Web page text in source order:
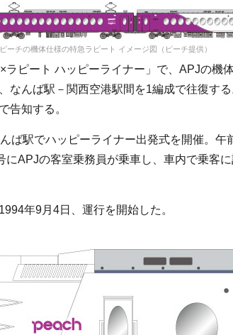
ーチの機体仕様の特急ラピート イメージ図（ピーチ提供）
ピート ハッピーライナー」で、APJの機
なんば駅－関西空港駅間を1編成で往復す
告知する。
ば駅でハッピーライナー出発式を開催。午
にAPJの客室乗務員が乗車し、車内で乗客
年9月4日、運行を開始した。